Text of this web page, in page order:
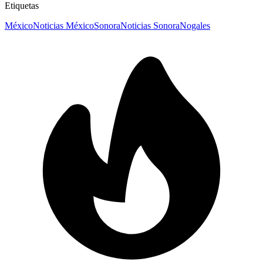
Etiquetas
MéxicoNoticias MéxicoSonoraNoticias SonoraNogales